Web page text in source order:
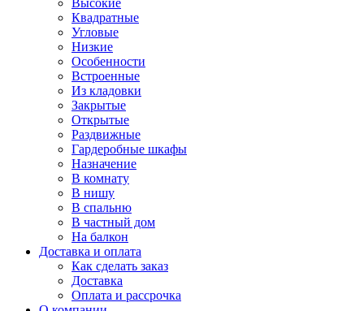
Высокие
Квадратные
Угловые
Низкие
Особенности
Встроенные
Из кладовки
Закрытые
Открытые
Раздвижные
Гардеробные шкафы
Назначение
В комнату
В нишу
В спальню
В частный дом
На балкон
Доставка и оплата
Как сделать заказ
Доставка
Оплата и рассрочка